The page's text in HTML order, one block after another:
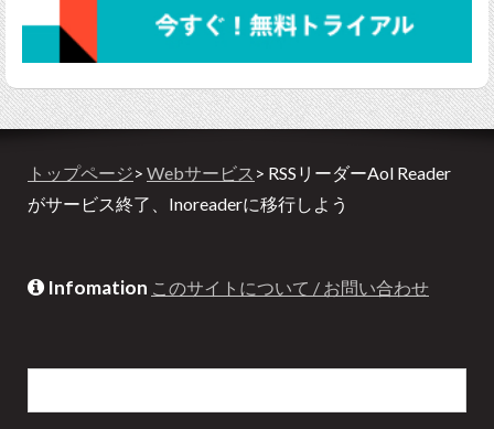
トップページ> Webサービス > RSSリーダーAol Reader
がサービス終了、Inoreaderに移行しよう
Infomation このサイトについて / お問い合わせ